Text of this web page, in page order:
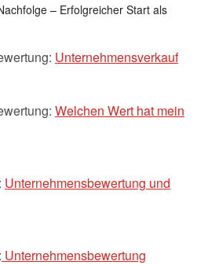
– Erfolgreicher Start als
Unternehmensverkauf
Welchen Wert hat mein
Unternehmensbewertung und
Unternehmensbewertung